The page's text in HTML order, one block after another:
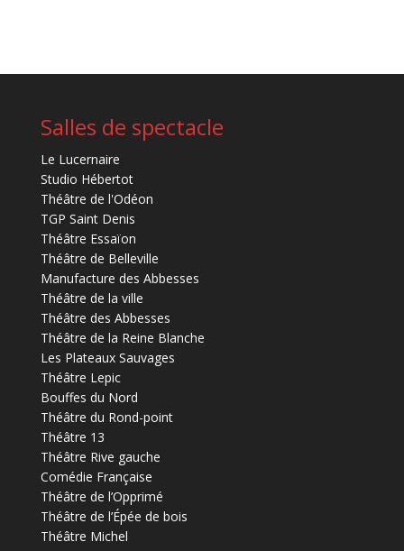
Salles de spectacle
Le Lucernaire
Studio Hébertot
Théâtre de l'Odéon
TGP Saint Denis
Théâtre Essaïon
Théâtre de Belleville
Manufacture des Abbesses
Théâtre de la ville
Théâtre des Abbesses
Théâtre de la Reine Blanche
Les Plateaux Sauvages
Théâtre Lepic
Bouffes du Nord
Théâtre du Rond-point
Théâtre 13
Théâtre Rive gauche
Comédie Française
Théâtre de l’Opprimé
Théâtre de l’Épée de bois
Théâtre Michel